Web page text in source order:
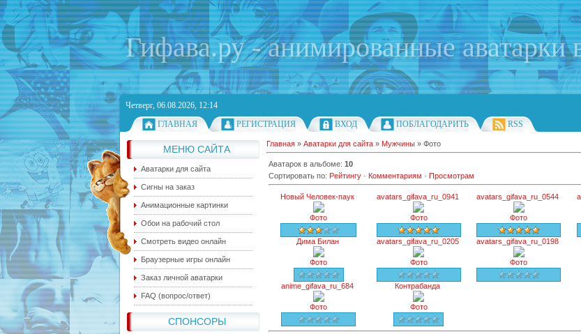
Гифава.ру - анимированные аватарки
Четверг, 06.08.2026, 12:14
ГЛАВНАЯ
РЕГИСТРАЦИЯ ВХОД ПОБЛАГОДАРИТЬ RSS
МЕНЮ САЙТА
Аватарки для сайта
Сигны на заказ
Анимационные картинки
Обои на рабочий стол
Смотреть видео онлайн
Браузерные игры онлайн
Заказ личной аватарки
FAQ (вопрос/ответ)
СПОНСОРЫ
Главная » Аватарки для сайта » Мужчины » Фото
Аватарок в альбоме: 10
Сортировать по: Рейтингу · Комментариям · Просмотрам
Новый Человек-паук
Фото
avatars_gifava_ru_0941
Фото
avatars_gifava_ru_0544
Фото
Дима Билан
Фото
avatars_gifava_ru_0205
Фото
avatars_gifava_ru_0198
Фото
anime_gifava_ru_684
Фото
Контрабанда
Фото